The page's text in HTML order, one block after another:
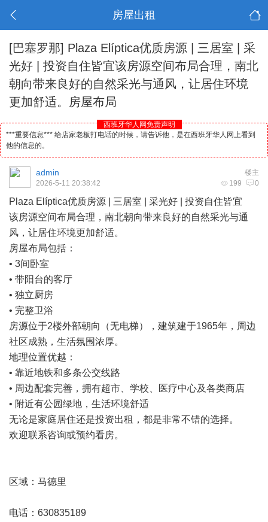
房屋出租
[巴塞罗那] Plaza Elíptica优质房源 | 三居室 | 采
光好 | 投资自住皆宜该房源空间布局合理，南北
朝向带来良好的自然采光与通风，让居住环境
更加舒适。房屋布局
西班牙华人网免责声明
***重要信息*** 给店家老板打电话的时候，请告诉他，是在西班牙华人网上看到
他的信息的。
楼主
admin
199 0
2026-5-11 20:38:42
Plaza Elíptica优质房源 | 三居室 | 采光好 | 投资自住皆宜
该房源空间布局合理，南北朝向带来良好的自然采光与通
风，让居住环境更加舒适。
房屋布局包括：
• 3间卧室
• 带阳台的客厅
• 独立厨房
• 完整卫浴
房源位于2楼外部朝向（无电梯），建筑建于1965年，周边
社区成熟，生活氛围浓厚。
地理位置优越：
• 靠近地铁和多条公交线路
• 周边配套完善，拥有超市、学校、医疗中心及各类商店
• 附近有公园绿地，生活环境舒适
无论是家庭居住还是投资出租，都是非常不错的选择。
欢迎联系咨询或预约看房。
区域： 马德里
电话：630835189